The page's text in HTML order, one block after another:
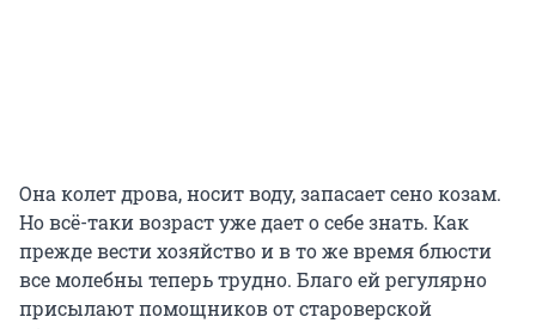
Она колет дрова, носит воду, запасает сено козам.
Но всё-таки возраст уже дает о себе знать. Как
прежде вести хозяйство и в то же время блюсти
все молебны теперь трудно. Благо ей регулярно
присылают помощников от староверской